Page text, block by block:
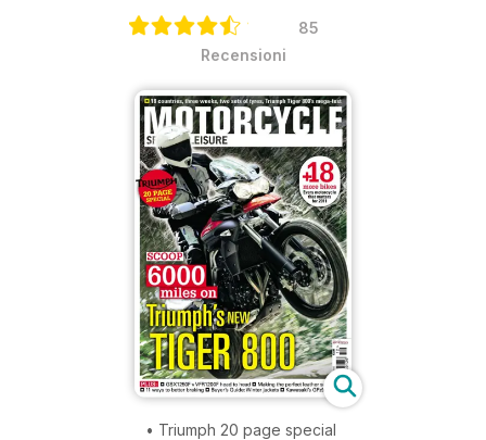
85
Recensioni
• Triumph 20 page special